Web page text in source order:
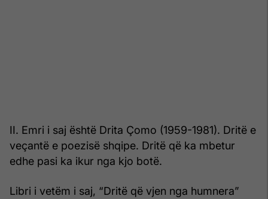
II. Emri i saj është Drita Çomo (1959-1981). Dritë e
veçantë e poezisë shqipe. Dritë që ka mbetur
edhe pasi ka ikur nga kjo botë.
Libri i vetëm i saj, “Dritë që vjen nga humnera”